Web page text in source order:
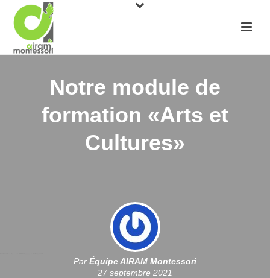
Notre module de
formation «Arts et
Cultures»
Par Équipe AIRAM Montessori
27 septembre 2021